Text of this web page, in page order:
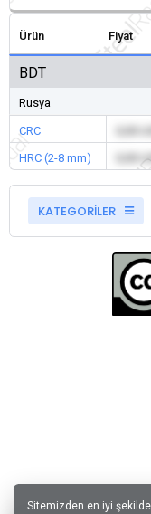
Ürün Fiyat
BDT
Rusya
CRC
HRC (2-8 mm)
0,00
KATEGORİLER
Sitemizden en iyi